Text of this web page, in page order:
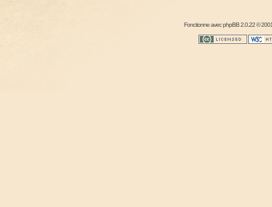
Fonctionne avecphpBB2.0.22 ©